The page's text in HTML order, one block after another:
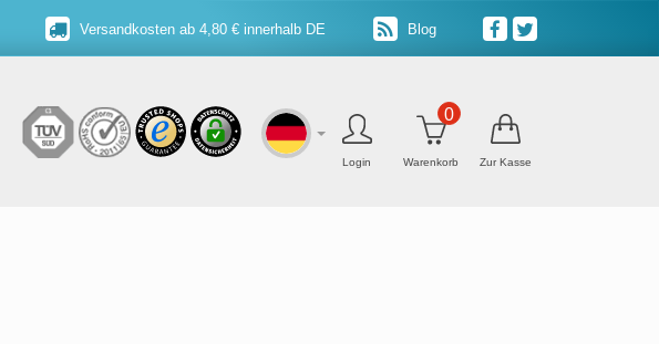
Versandkosten ab 4,80 € innerhalb DE Blog
Login Warenkorb
0
Zur Kasse